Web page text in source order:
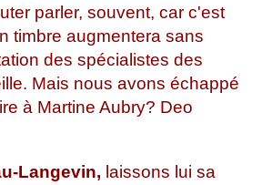
parler, souvent, car c'est
timbre augmentera sans
des spécialistes des
Mais nous avons échappé
à Martine Aubry? Deo
Langevin, laissons lui sa